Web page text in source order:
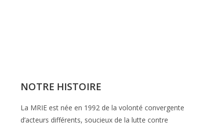
NOTRE HISTOIRE
La MRIE est née en 1992 de la volonté convergente
d’acteurs différents, soucieux de la lutte contre